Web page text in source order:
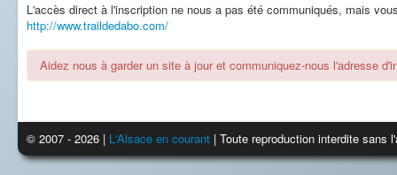
L'accès direct à l'inscription ne nous a pas été communiqués, mais
http://www.traildedabo.com/
Aidez nous à garder un site à jour et communiquez-nous l'adresse
© 2007 - 2026 | L'Alsace en courant | Toute reproduction interdite sans